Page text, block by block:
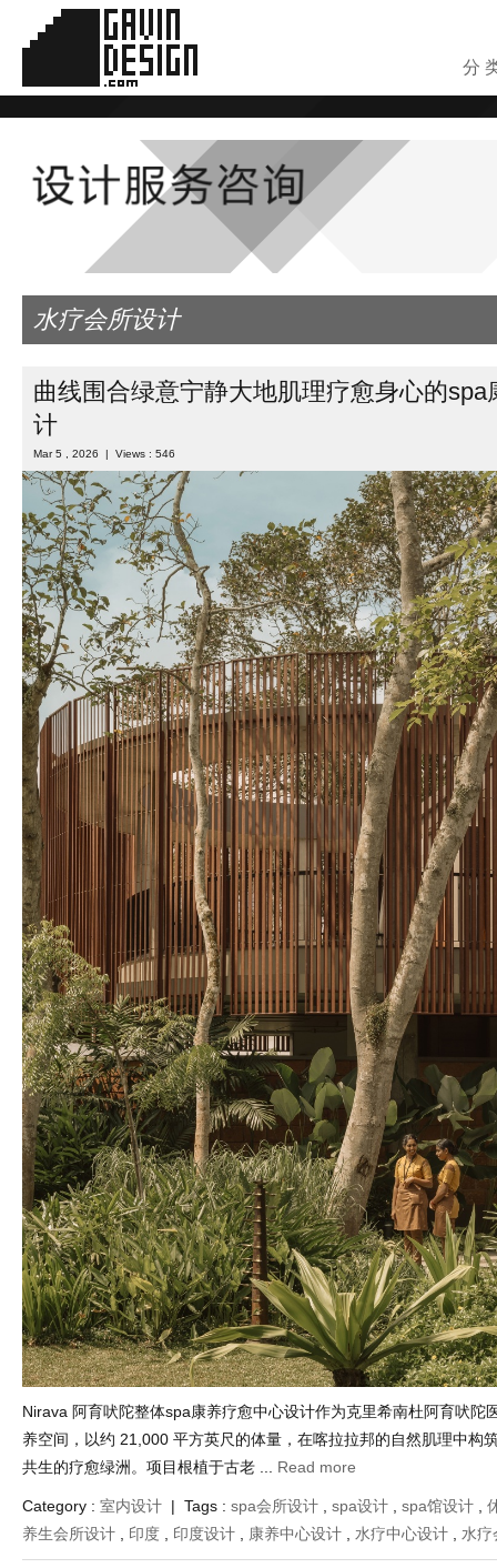
分
水疗会所设计
曲线围合绿意宁静大地肌理疗愈身心的spa
计
Mar 5 , 2026 | Views : 546
Nirava 阿育吠陀整体spa康养疗愈中心设计作为克里希南杜阿育吠陀
养空间，以约 21,000 平方英尺的体量，在喀拉拉邦的自然肌理中构
共生的疗愈绿洲。项目根植于古老 ... Read more
Category : 室内设计 | Tags : spa会所设计 spa设计 spa馆设计
养生会所设计
印度 印度设计 康养中心设计 水疗中心设计 水疗